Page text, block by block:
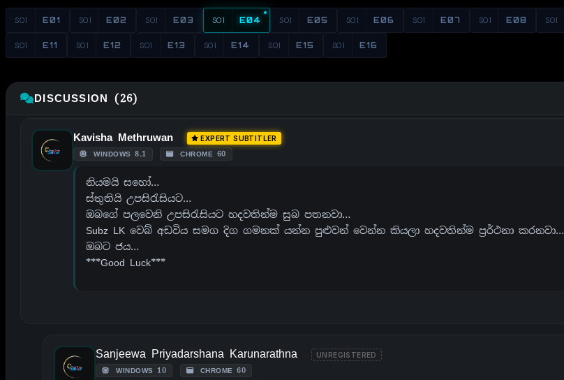
S01 E01 S01 E02 S01 E03 S01 E04 S01 E05 S01 E06 S01 E07 S01 E08 S01
S01 E11 S01 E12 S01 E13 S01 E14 S01 E15 S01 E16
DISCUSSION (26)
Kavisha Methruwan EXPERT SUBTITLER
WINDOWS 8.1 CHROME 60
නියමයි සහෝ…
ස්තුතියි උපසිරැසියට…
ඔබගේ පලවෙනි උපසිරැසියට හදවතින්ම සුබ පතනවා…
Subz LK වෙබ් අඩවිය සමග දිග ගමනක් යන්න පුළුවන් වෙන්න කියලා හදවතින්ම ප්‍රර්ථනා කරනවා…
ඔබට ජය…
***Good Luck***
Sanjeewa Priyadarshana Karunarathna UNREGISTERED
WINDOWS 10 CHROME 60